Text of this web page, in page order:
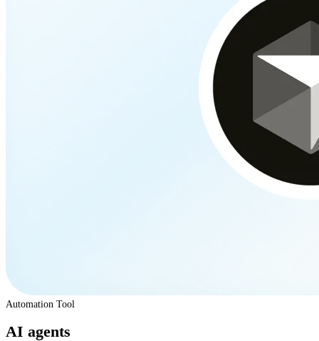
Automation Tool
AI agents